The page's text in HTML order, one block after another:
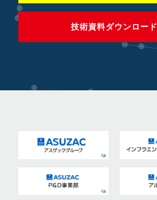
技術資料ダウンロード